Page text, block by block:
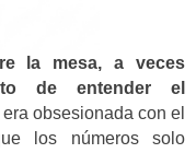
la mesa, a veces
de entender el
obsesionada con el
los números solo